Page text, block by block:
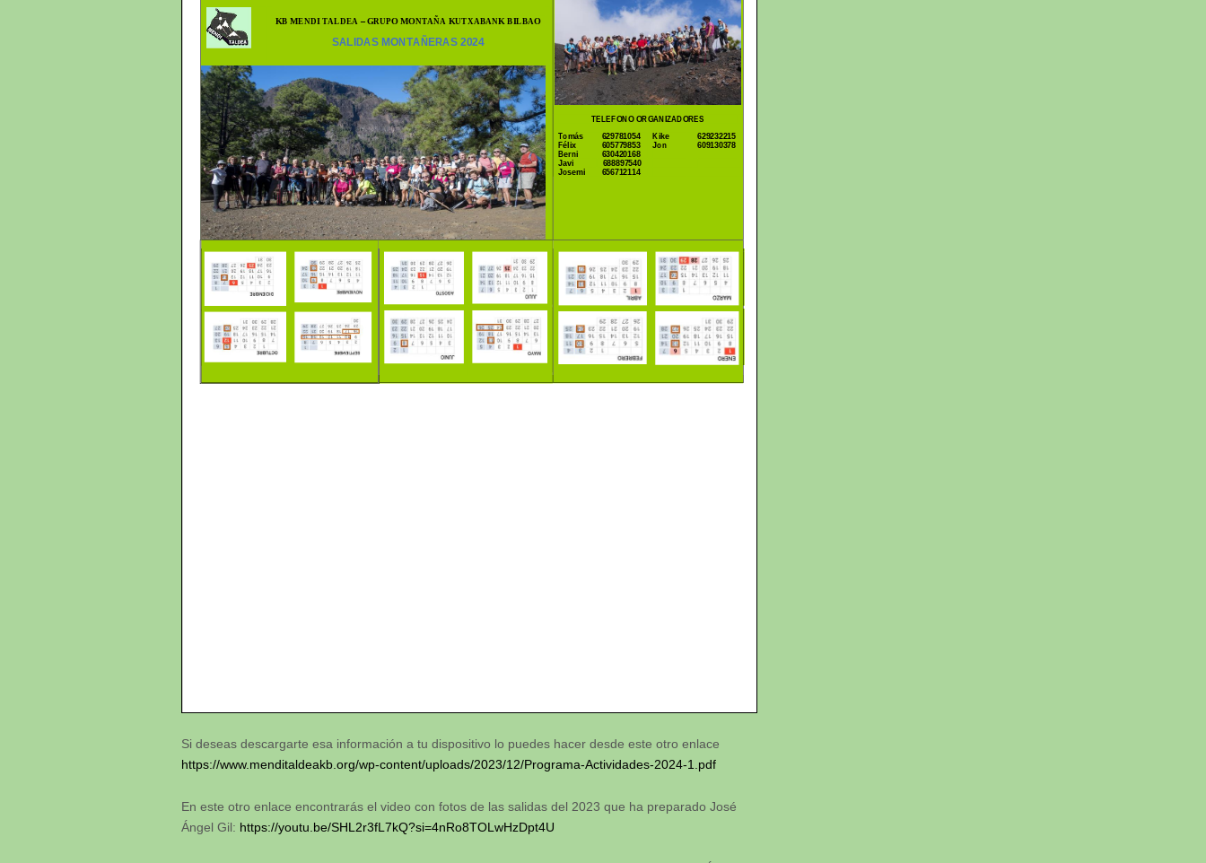
Si deseas descargarte esa información a tu dispositivo lo puedes hacer desde este otro enlace
https://www.menditaldeakb.org/wp-content/uploads/2023/12/Programa-Actividades-2024-1.pdf
En este otro enlace encontrarás el video con fotos de las salidas del 2023 que ha preparado José
Ángel Gil: https://youtu.be/SHL2r3fL7kQ?si=4nRo8TOLwHzDpt4U